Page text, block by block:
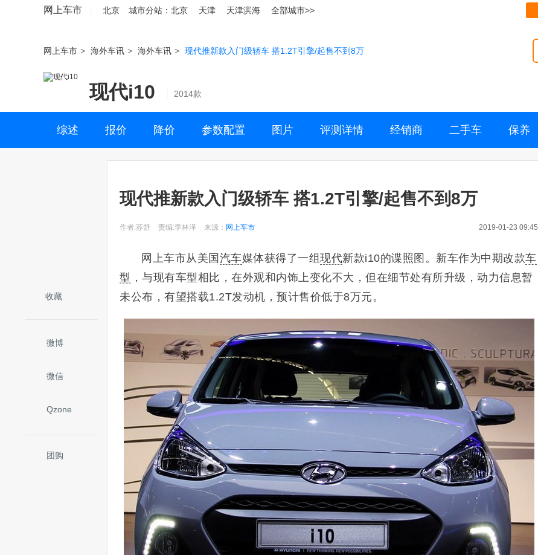
网上车市 北京 城市分站： 北京 天津 天津滨海 全部城市>>
网上车市 > 海外车讯 > 海外车讯 > 现代推新款入门级轿车 搭1.2T引擎/起售不到8万
现代i10 2014款
综述 报价 降价 参数配置 图片 评测详情 经销商 二手车 保养
收藏
微博
微信
Qzone
团购
现代推新款入门级轿车 搭1.2T引擎/起售不到8万
作者:苏舒 责编:李林泽 来源： 网上车市 2019-01-23 09:45
网上车市从美国 汽车媒体获得了一组 现代新款i10的谍照图。新车作为中期改款车
型 ，与现有车型相比，在外观和内饰上变化不大，但在细节处有所升级，动力信息暂
未公布，有望搭载1.2T发动机，预计售价低于8万元。